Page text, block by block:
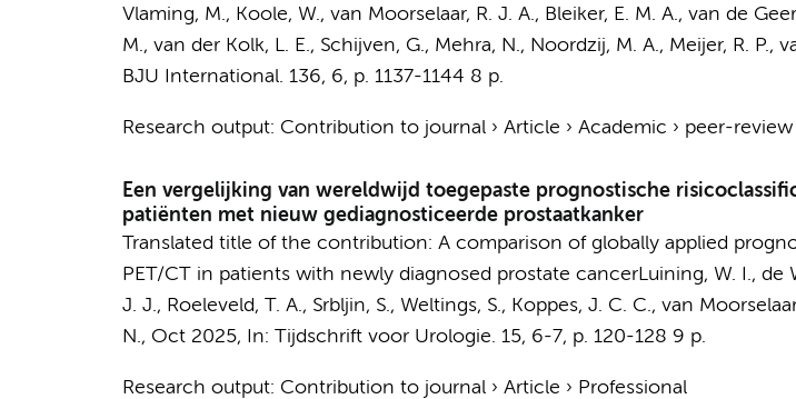
Vlaming, M., Koole, W., van Moorselaar, R. J. A., Bleiker, E. M. A., van de
M., van der Kolk, L. E., Schijven, G., Mehra, N., Noordzij, M. A., Meijer, R. P.,
BJU International. 136, 6, p. 1137-1144 8 p.
Research output: Contribution to journal› Article › Academic › peer-review
Een vergelijking van wereldwijd toegepaste prognostische
patiënten met nieuw gediagnosticeerde prostaatkanker
Translated title of the contribution: A comparison of globally applied
PET/CT in patients with newly diagnosed prostate cancerLuining, W. I., de
J. J., Roeleveld, T. A., Srbljin, S., Weltings, S., Koppes, J. C. C., van
N., Oct 2025, In: Tijdschrift voor Urologie. 15, 6-7, p. 120-128 9 p.
Research output: Contribution to journal› Article › Professional